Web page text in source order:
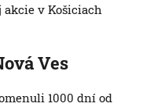
akcie v Košiciach
Ves
1000 dní od